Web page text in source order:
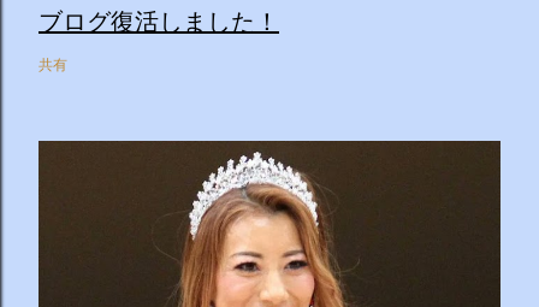
ブログ復活しました！
共有